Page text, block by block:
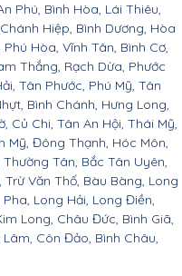
Phú, Bình Hòa, Lái Thiêu,
Hiệp, Bình Dương, Hòa
Hòa, Vĩnh Tân, Bình Cơ,
Thắng, Rạch Dừa, Phước
Tân Phước, Phú Mỹ, Tân
Bình Chánh, Hưng Long,
Củ Chi, Tân An Hội, Thái Mỹ,
Mỹ, Đông Thạnh, Hóc Môn,
Tân, Bắc Tân Uyên,
Văn Thố, Bàu Bàng, Long
Long Hải, Long Điền,
Long, Châu Đức, Bình Giã,
Côn Đảo, Bình Châu,